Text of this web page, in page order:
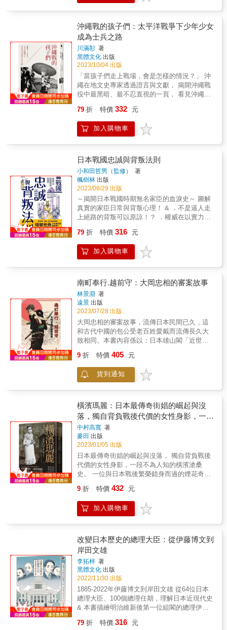
圖改變政治運作的社會運動失敗了，但做運動
的人還活著，那麼他們可以用什麼樣的方式繼
1960、1970年代所走過的軌跡，能夠給後代的
我們作為參考。
豐臣秀吉，竟以公權力下令當時的司法奉行全
力尋找他的愛貓，最後竟留下一張「貓的借
據」？本書特色★手帳形式，講歷史也講生活
以更貼近讀者的方式，呈現MIYA擅長解說的日
本歷史文化，閱讀歷史原來這麼簡單。★每篇
皆附重要事件年表、小事典羅列精選歷史人物
的重要事件年表及小事典，人物形象與歷史脈
絡更鮮明。★加上附錄，對照年份更容易書末
檢附西元日本年代對照表／鎌倉幕府將軍表／
室町幕府將軍表／江戶幕府將軍表／日本特殊
寫，帶領讀者穿越日本歷史的長廊，走進經典
人物的生活，一窺當代文化、社會發展的多重
樣貌。跳脫歷史意義的制式框架，在茂呂美耶
透過生動地描述，輕鬆活潑的字句，縮短時空
的距離感，帶領讀者重新認識撰寫《源氏物
語》的紫式部，原來也愛吃沙丁魚；日本史上
第一位女性婦產科醫師楠本稻其實是混血兒；
瀟灑的清水次郎長娶了三任妻子竟然都叫阿蝶
&hellip;&hellip;。作者憑藉著對日本歷史的專業
與熱忱，以「普及日本歷史常識」為目標，挑
近人的切入點，為讀者開闢一條認識日本歷史
的山徑，循著這條山徑，在大人物生活中的小
片段，品嚐閱讀歷史的樂趣。
色彩，但透過此書親炙這樣一個傳奇人物充滿
魅力的人生，依仍教人大為驚嘆並深受吸引。
編等作品，本書為華文第一本坂本龍馬的非小
說傳記，能夠帶領讀者進入龍馬的真實生涯。
&
都需要金錢。如果沒有金錢，戰爭根本無法進
行。 因此，戰國大名必須從平時開始，不斷注
重增加領內的經濟實力。他們進行治水工程以
確保穩定的農作物收成，進行道路建設以促進
交通，通過「樂市樂座」政策活絡經濟，開發
礦山以獲得金、銀、銅等貴重金屬，並且還開
展了當時初次出現的對歐貿易，如西、葡等
國。他們採取了各種手段，全力實現「富國強
兵」。 由於史料的限制，很難精算出戰國時代
的具體開支，以經濟學為視角的著作十分稀
戸貴史，首度挑戰這個題材，採取由淺入深的
書寫，無論懂不懂經濟學，都可以津津有味地
閱讀。 & 以經濟為核心視角，探究日本戰國大
長、洪維揚、胡煒權 一致推薦！ & 本書特色
1. 第一本以「經濟史」切入的日本戰國書籍。
有相當多的作者精通日本戰國史但完全不懂經
濟學，或是只精通現代經濟學但不懂日本戰國
史。本書是少數由同時精通戰國史以及經濟史
的學者所撰寫。 2. 由淺入深，無論懂不懂經濟
學，都可以津津有味地閱讀。 3. 日本戰國迷的
沖繩戰的孩子們：太平洋戰爭下少年少女
成為士兵之路
川滿彰 著
黑體文化 出版
2023/10/04 出版
「當孩子們走上戰場，會是怎樣的情況？」 沖
繩在地文史專家透過證言與文獻， 揭開沖繩戰
役中最黑暗、最不忍直視的一頁， 看見沖繩人
年的沖繩戰，是第二次世界大戰太平洋戰區中
最慘烈的戰役，美軍登陸沖繩後短短三個月
間，奪走了20萬人的性命，其中逾12萬為沖繩
戰、照顧傷患，甚至被賦予了護送天皇照片
「御真影」到安全地點的機密任務。 & 在被稱
之為「鐵之暴風」的無情炮火中，有的孩子轉
瞬犧牲，有的孩子背上了炸彈後就一去不回，
有的孩子搭乘的疏散船遭到擊沉，有的孩子被
日軍強迫「集體自盡」，而有的則在逃難中見
證父母親友的死亡，成了戰爭孤兒
&hellip;&hellip;。 & 本書從沖繩民眾的角度出
發，透過第一手的口述證言和大量文獻，書寫
特別是沖繩18歲以下的孩童所經歷的沖繩戰。
作者川滿彰從琉球王國遭到日本吞併談起，進
而談到日本政府對沖繩孩童施行同化教育和皇
民化教育，乃至太平洋戰爭爆發後，沖繩的少
年少女們被徵召為士兵及護士、加入學徒隊，
走上戰場的恐怖經歷，書中都有寫實而細緻的
描寫。 & 沖繩戰是沖繩人不曾淡忘的歷史記
憶，經由本書，我們不但可以深入了解沖繩的
過去，也可以進一步體認沖繩人對戰爭的警醒
和反思。 & 本書特色 ★本書是認識沖繩戰的絕
佳歷史著作，從「姬百合學徒隊」到「鐵血勤
皇隊」，從「集體自盡」到「戰爭孤兒」，作
者一一還原脈絡、娓娓道來，翻轉你對沖繩的
認知視野。 ★沖繩戰役與台灣深度連結，二戰
時沖繩和台灣同受日本的皇民化教育，台灣也
至17歲的孩子們的眾多證言，刻畫戰爭的殘酷
與恐怖，令人深思和平的重要性。 ★中文版獨
家收錄16張珍貴的沖繩戰歷史照片、作者撰寫
的「台灣版序」及譯者後記，加深讀者對沖繩
戰的認識。 &
79 折 特價 332 元
加入購物車
日本戰國忠誠與背叛法則
小和田哲男（監修）
著
楓樹林 出版
2023/08/29 出版
～揭開日本戰國時期無名家臣的血淚史～ 圖解
真實的家臣日常與背叛心理！ & ．不是逼人走
上絕路的背叛可以原諒！？ ．權威在以實力說
蟻！？ ．海盜以水軍的身分幫忙作戰！？ ．武
家的妻子會持槍站在最前線！？ & 日本戰國時
代群雄爭霸， 而這些名留青史的英雄豪傑之所
動漫、電視劇和電玩遊戲中， 甚少提及這些無
名英雄的功能與煩惱。 & 本書將重點放在遭歷
史洪流沖淡的無名家臣上， 利用簡單的插畫與
詳盡的解說， 帶領讀者深入瞭解小人物的忠誠
與背叛。 & ◆家臣比起土地更想要茶具！？ 織
田信長雇用茶人今井宗久、津田宗及、千利休
為「茶頭」（侍奉貴人的茶藝師），目的是透
過兼任堺之町商人的他們來掌控堺。 ◆僧兵
擁有的槍械數量不亞於強國！？ 1576年，在織
用了槍法，發揮了足以使織田信長腿部受傷的
力量。 & ◆木匠或商人也能擔任參謀！？ 豐臣
秀吉晚年之所以出現出兵朝鮮等惡政的情況，
可以說是因為身邊沒有好的參謀。德川家康以
此為教訓，利用各種領域的智囊作為參謀。 &
以小人物視角，揭示日本戰國時代「最真實的
一面」！ & 本書特色 & ◎NHK大河劇《怎麼辦
家康》、《麒麟來了》、《軍師官兵衛》時代
考證──小和田哲男監修！ ◎簡單圖解搭配詳盡
解說，收錄一般教科書沒有的真實史料！ ◎附
上戰國時期的簡介，快速瞭解時代背景！ &
79 折 特價 316 元
加入購物車
南町奉行.越前守：大岡忠相的審案故事
林景淵 著
遠景 出版
2023/07/28 出版
大岡忠相的審案故事，流傳日本民間已久，這
和古代中國的包公受老百姓愛戴而流傳長久大
致相同。本書內容係以：日本雄山閣「近世物
譯該書一部份並進行重撰翻譯，非原書之直
譯。
9 折 特價 405 元
貨到通知
橫濱瑪麗：日本最傳奇街娼的崛起與沒
落，獨自背負戰後代價的女性身影，一段
不為人知的橫濱滄桑史
中村高寬 著
麥田 出版
2023/01/05 出版
日本最傳奇街娼的崛起與沒落， 獨自背負戰後
代價的女性身影，一段不為人知的橫濱滄桑
史。 一位與日本戰後繁榮錯身而過的煙花奇女
比動容的都市傳奇。 胡川安｜國立中央大學中
文系助理教授 茂呂美耶｜作家 梁允睿｜紅潮劇
集 藝術總監 潘文慧｜日本東北大學國際文化研
尊人形妖物，佇立於橫濱街頭。 得獎紀錄片
《橫濱瑪麗》導演親述，幕後紀實首度公開！
最珍貴的第一手訪談資料 &times; 拍攝歷程揭
祕！ 走訪橫濱街廓的考察記行，重現戰後由酒
家和黑市所撐起的日本樣貌、橫濱風月場所的
興衰起落，挖掘出影像難以捕捉的，瑪麗小姐
的「真實」！ ★瑪麗小姐究竟是誰？為何走入
賣春一途？ ★瑪麗小姐最後去了哪裡，晚年境
況如何？ ★除了橫濱之外，竟也出現了「不同
版本」的瑪麗？ 在橫濱，「瑪麗小姐」是眾人
9 折 特價 432 元
加入購物車
改變日本歷史的總理大臣：從伊藤博文到
岸田文雄
李拓梓 著
黑體文化 出版
2022/11/30 出版
1885-2022年伊藤博文到岸田文雄 從64位日本
總理大臣、100個總理任期，理解日本近現代史
& 本書描繪明治維新後第一位組閣的總理伊藤
百個總理任期當中，日本如何從小國崛起為帝
79 折 特價 316 元